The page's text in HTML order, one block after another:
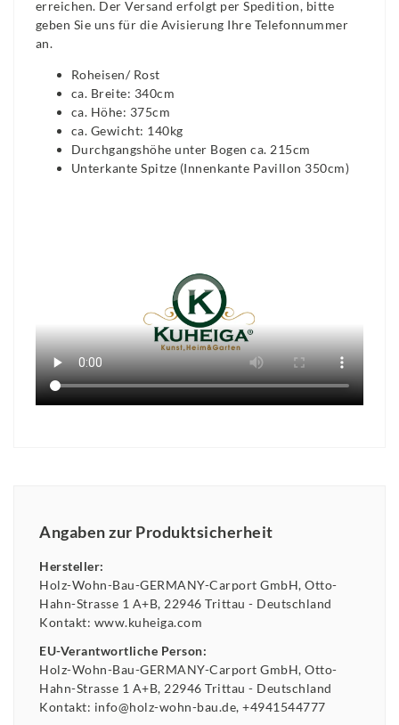
erreichen. Der Versand erfolgt per Spedition, bitte
geben Sie uns für die Avisierung Ihre Telefonnummer
an.
Roheisen/ Rost
ca. Breite: 340cm
ca. Höhe: 375cm
ca. Gewicht: 140kg
Durchgangshöhe unter Bogen ca. 215cm
Unterkante Spitze (Innenkante Pavillon 350cm)
Angaben zur Produktsicherheit
Hersteller:
Holz-Wohn-Bau-GERMANY-Carport GmbH Otto-
Hahn-Strasse 1 A+B 22946 Trittau
Deutschland
Kontakt: www.kuheiga.com
EU-Verantwortliche Person:
Holz-Wohn-Bau-GERMANY-Carport GmbH Otto-
Hahn-Strasse 1 A+B 22946 Trittau
Deutschland
Kontakt: info@holz-wohn-bau.de +4941544777